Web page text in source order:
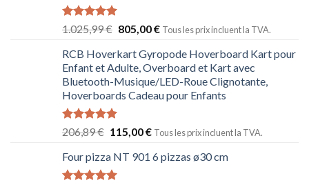
Note5.00
1.025,99€ 805,00€ Tous les prix incluent la TVA.
RCB Hoverkart Gyropode Hoverboard Kart pour
Enfant et Adulte, Overboard et Kart avec
Bluetooth-Musique/LED-Roue Clignotante,
Hoverboards Cadeau pour Enfants
Note5.00
sur 5
206,89€ 115,00€ Tous les prix incluent la TVA.
Four pizza NT 901 6 pizzas ø30 cm